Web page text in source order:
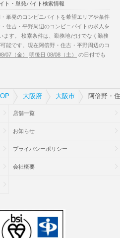
ト・単発バイト検索情報
単発のコンビニバイトを希望エリアや条件
住吉・平野周辺のコンビニバイトの求人を
ます。 検索条件は、勤務地だけでなく勤務
能です。現在阿倍野・住吉・平野周辺のコ
07（金） 明後日 08/08（土）
の日付でも
大阪府 大阪市 阿倍野・
店舗一覧
お知らせ
プライバシーポリシー
会社概要